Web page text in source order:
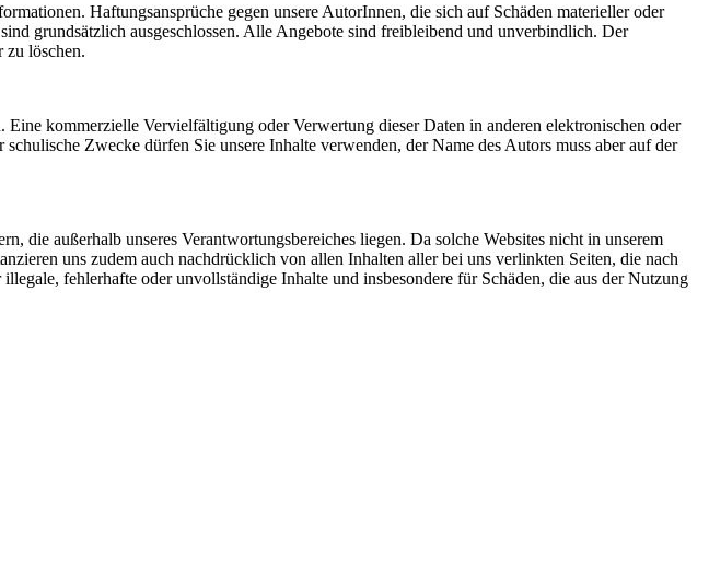
Haftungsansprüche gegen unsere AutorInnen, die sich auf Schäden materieller oder
grundsätzlich ausgeschlossen. Alle Angebote sind freibleibend und unverbindlich. Der
zu löschen.
kommerzielle Vervielfältigung oder Verwertung dieser Daten in anderen elektronischen oder
Zwecke dürfen Sie unsere Inhalte verwenden, der Name des Autors muss aber auf der
die außerhalb unseres Verantwortungsbereiches liegen. Da solche Websites nicht in unserem
uns zudem auch nachdrücklich von allen Inhalten aller bei uns verlinkten Seiten, die nach
fehlerhafte oder unvollständige Inhalte und insbesondere für Schäden, die aus der Nutzung